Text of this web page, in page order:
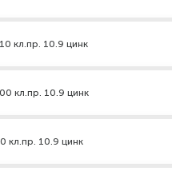
кл.пр. 10.9 цинк
кл.пр. 10.9 цинк
кл.пр. 10.9 цинк